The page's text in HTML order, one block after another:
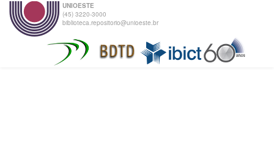
UNIOESTE
(45) 3220-3000
biblioteca.repositorio@unioeste.br